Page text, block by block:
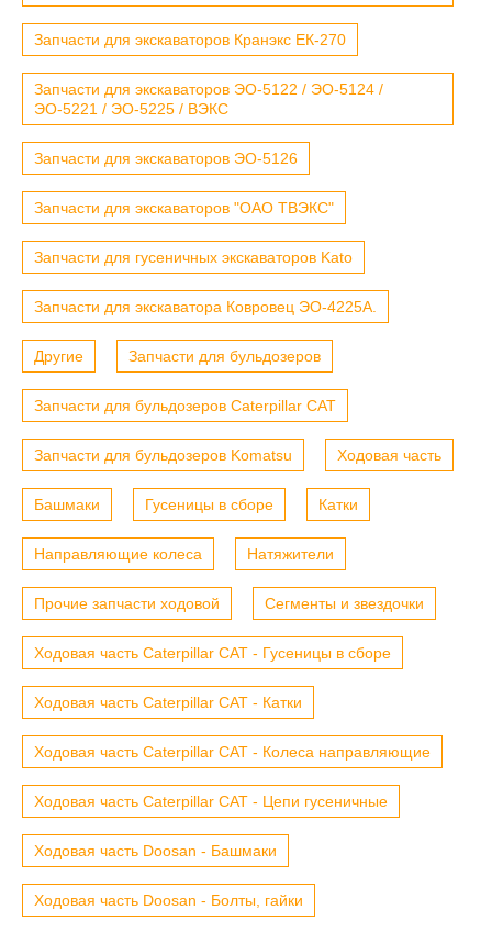
Запчасти для экскаваторов Кранэкс ЕК-270
Запчасти для экскаваторов ЭО-5122 / ЭО-5124 /
ЭО-5221 / ЭО-5225 / ВЭКС
Запчасти для экскаваторов ЭО-5126
Запчасти для экскаваторов "ОАО ТВЭКС"
Запчасти для гусеничных экскаваторов Kato
Запчасти для экскаватора Ковровец ЭО-4225А.
Другие Запчасти для бульдозеров
Запчасти для бульдозеров Caterpillar CAT
Запчасти для бульдозеров Komatsu Ходовая часть
Башмаки Гусеницы в сборе Катки
Направляющие колеса Натяжители
Прочие запчасти ходовой Сегменты и звездочки
Ходовая часть Caterpillar CAT - Гусеницы в сборе
Ходовая часть Caterpillar CAT - Катки
Ходовая часть Caterpillar CAT - Колеса направляющие
Ходовая часть Caterpillar CAT - Цепи гусеничные
Ходовая часть Doosan - Башмаки
Ходовая часть Doosan - Болты, гайки